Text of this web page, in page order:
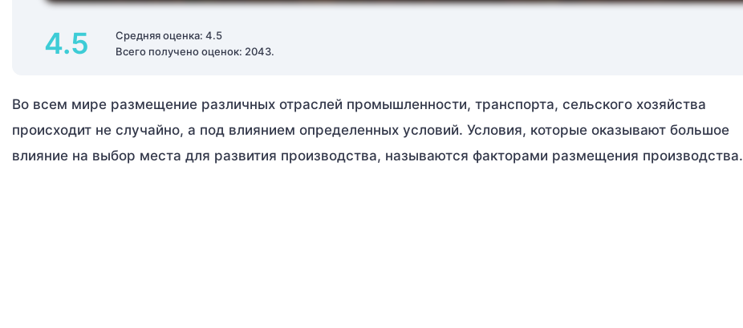
4.5
Средняя оценка: 4.5
Всего получено оценок: 2043.
Во всем мире размещение различных отраслей промышленности, транспорта, сельского хозяйства
происходит не случайно, а под влиянием определенных условий. Условия, которые оказывают большое
влияние на выбор места для развития производства, называются факторами размещения производства.